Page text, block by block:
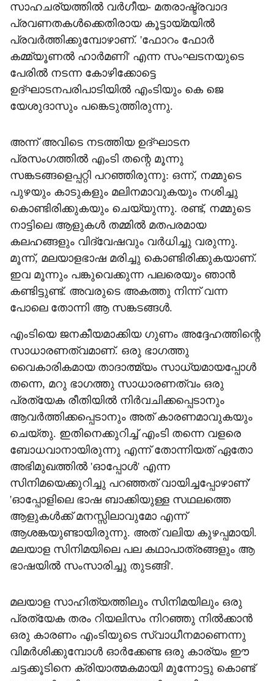
സാഹചര്യത്തില്‍ വര്‍ഗീയ- മതരാഷ്ട്രവാദ
പ്രവണതകള്‍ക്കെതിരായ കൂട്ടായ്മയില്‍
പ്രവര്‍ത്തിക്കുമ്പോഴാണ്. 'ഫോറം ഫോര്‍
കമ്മ്യൂണല്‍ ഹാര്‍മണി' എന്ന സംഘടനയുടെ
പേരില്‍ നടന്ന കോഴിക്കോട്ടെ
ഉദ്ഘാടനപരിപാടിയില്‍ എംടിയും കെ ജെ
യേശുദാസും പങ്കെടുത്തിരുന്നു.
അന്ന് അവിടെ നടത്തിയ ഉദ്ഘാടന
പ്രസംഗത്തില്‍ എംടി തന്റെ മൂന്നു
സങ്കടങ്ങളെപ്പറ്റി പറഞ്ഞിരുന്നു: ഒന്ന്, നമ്മുടെ
പുഴയും കാടുകളും മലിനമാവുകയും നശിച്ചു
കൊണ്ടിരിക്കുകയും ചെയ്യുന്നു. രണ്ട്, നമ്മുടെ
നാട്ടിലെ ആളുകള്‍ തമ്മില്‍ മതപരമായ
കലഹങ്ങളും വിദ്വേഷവും വര്‍ധിച്ചു വരുന്നു.
മൂന്ന്, മലയാളഭാഷ മരിച്ചു കൊണ്ടിരിക്കുകയാണ്.
ഇവ മൂന്നും പങ്കുവെക്കുന്ന പലരെയും ഞാന്‍
കണ്ടിട്ടുണ്ട്. അവരുടെ അകത്തു നിന്ന് വന്ന
പോലെ തോന്നി ആ സങ്കടങ്ങള്‍.
എംടിയെ ജനകീയമാക്കിയ ഗുണം അദ്ദേഹത്തിന്റെ
സാധാരണത്വമാണ്. ഒരു ഭാഗത്തു
വൈകാരികമായ താദാത്മ്യം സാധ്യമായപ്പോള്‍
തന്നെ, മറു ഭാഗത്തു സാധാരണത്വം ഒരു
പ്രത്യേക രീതിയില്‍ നിര്‍വചിക്കപ്പെടാനും
ആവര്‍ത്തിക്കപ്പെടാനും അത് കാരണമാവുകയും
ചെയ്തു. ഇതിനെക്കുറിച്ച് എംടി തന്നെ വളരെ
ബോധവാനായിരുന്നു എന്ന് തോന്നിയത് ഏതോ
അഭിമുഖത്തില്‍ 'ഓപ്പോള്‍' എന്ന
സിനിമയെക്കുറിച്ചു പറഞ്ഞത് വായിച്ചപ്പോഴാണ്'
'ഓപ്പോളിലെ ഭാഷ ബാക്കിയുള്ള സഥലത്തെ
ആളുകള്‍ക്ക് മനസ്സിലാവുമോ എന്ന്
ആശങ്കയുണ്ടായിരുന്നു. അത് വലിയ കുഴപ്പമായി.
മലയാള സിനിമയിലെ പല കഥാപാത്രങ്ങളും ആ
ഭാഷയില്‍ സംസാരിച്ചു തുടങ്ങി'.
മലയാള സാഹിത്യത്തിലും സിനിമയിലും ഒരു
പ്രത്യേക തരം റിയലിസം നിറഞ്ഞു നില്‍ക്കാന്‍
ഒരു കാരണം എംടിയുടെ സ്വാധീനമാണെന്നു
വിമര്‍ശിക്കുമ്പോള്‍ ഓര്‍ക്കേണ്ട ഒരു കാര്യം ഈ
ചട്ടക്കൂടിനെ ക്രിയാത്മകമായി മുന്നോട്ടു കൊണ്ട്